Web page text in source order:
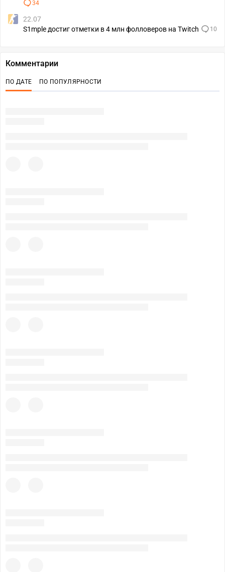
34
22.07
S1mple достиг отметки в 4 млн фолловеров на Twitch
10
Комментарии
ПО ДАТЕ ПО ПОПУЛЯРНОСТИ